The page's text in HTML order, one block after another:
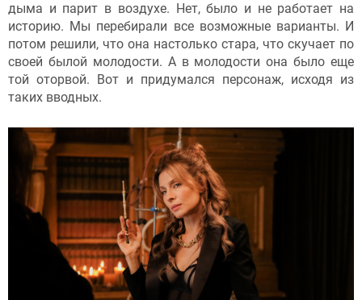
дыма и парит в воздухе. Нет, было и не работает на
историю. Мы перебирали все возможные варианты. И
потом решили, что она настолько стара, что скучает по
своей былой молодости. А в молодости она было еще
той оторвой. Вот и придумался персонаж, исходя из
таких вводных.